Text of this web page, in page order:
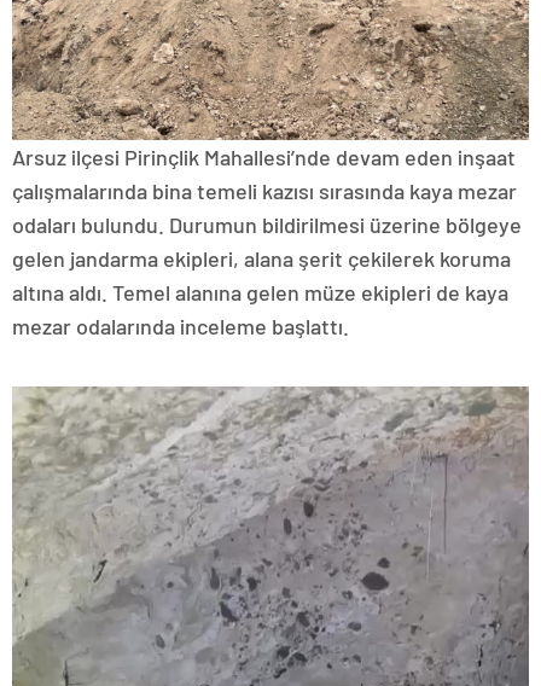
Arsuz ilçesi Pirinçlik Mahallesi’nde devam eden inşaat
çalışmalarında bina temeli kazısı sırasında kaya mezar
odaları bulundu. Durumun bildirilmesi üzerine bölgeye
gelen jandarma ekipleri, alana şerit çekilerek koruma
altına aldı. Temel alanına gelen müze ekipleri de kaya
mezar odalarında inceleme başlattı.